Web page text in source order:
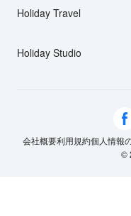
Holiday Travel
Holiday Studio
会社概要利用規約個人情報
©